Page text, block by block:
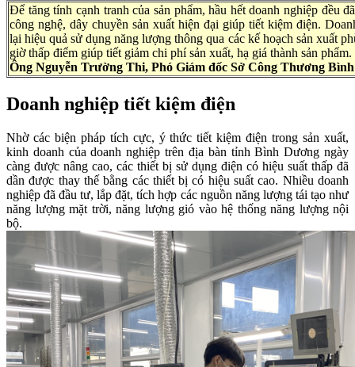
Để tăng tính cạnh tranh của sản phẩm, hầu hết doanh nghiệp đều
công nghệ, dây chuyền sản xuất hiện đại giúp tiết kiệm điện.
lại hiệu quả sử dụng năng lượng thông qua các kế hoạch sản xuất
giờ thấp điểm giúp tiết giảm chi phí sản xuất, hạ giá thành sản phẩm.
Ông Nguyễn Trường Thi, Phó Giám đốc Sở Công Thương
Doanh nghiệp tiết kiệm điện
Nhờ các biện pháp tích cực, ý thức tiết kiệm điện trong sản xuất,
kinh doanh của doanh nghiệp trên địa bàn tỉnh Bình Dương ngày
càng được nâng cao, các thiết bị sử dụng điện có hiệu suất thấp đã
dần được thay thế bằng các thiết bị có hiệu suất cao. Nhiều doanh
nghiệp đã đầu tư, lắp đặt, tích hợp các nguồn năng lượng tái tạo như
năng lượng mặt trời, năng lượng gió vào hệ thống năng lượng nội
bộ.